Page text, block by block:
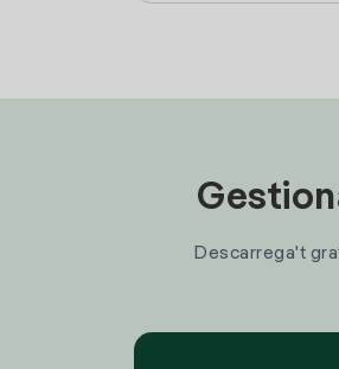
Descarrega't